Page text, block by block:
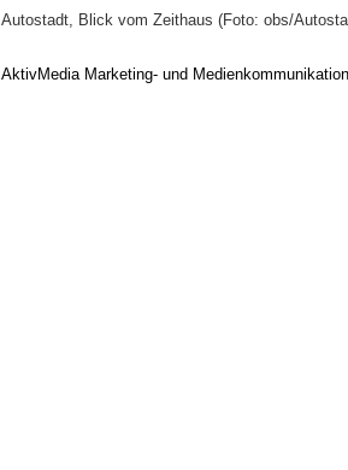
Autostadt, Blick vom Zeithaus (Foto: obs/
AktivMedia Marketing- und